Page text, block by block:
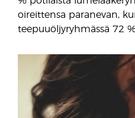
oireittensa paranevan,
teepuuöljyryhmässä 72